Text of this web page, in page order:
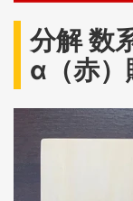
分解 数
α（赤）